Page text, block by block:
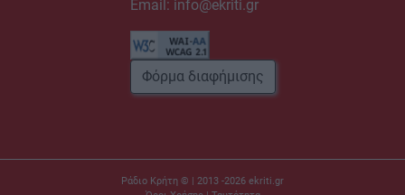
Email: info@ekriti.gr
Φόρμα διαφήμισης
Ράδιο Κρήτη © | 2013 -2026 ekriti.gr